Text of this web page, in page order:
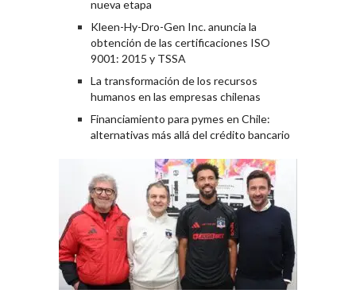
nueva etapa
Kleen-Hy-Dro-Gen Inc. anuncia la
obtención de las certificaciones ISO
9001: 2015 y TSSA
La transformación de los recursos
humanos en las empresas chilenas
Financiamiento para pymes en Chile:
alternativas más allá del crédito bancario